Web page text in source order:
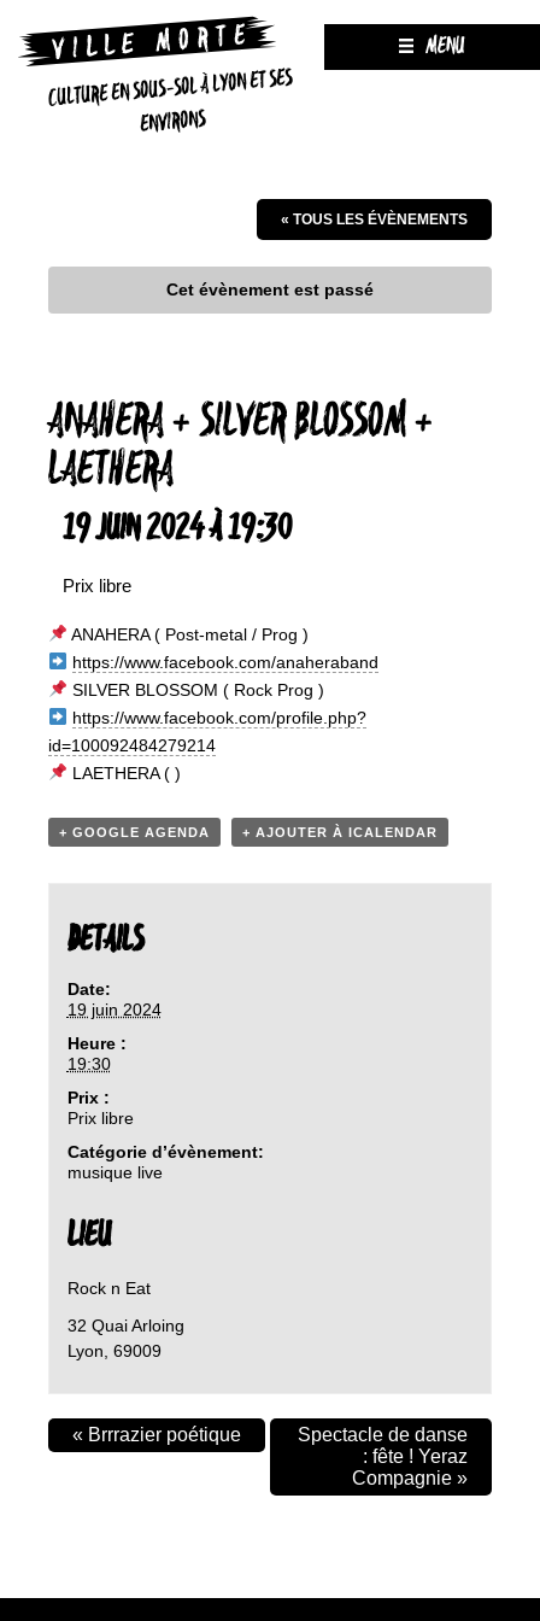
CULTURE EN SOUS-SOL À LYON ET SES
ENVIRONS
MENU
« TOUS LES ÉVÈNEMENTS
Cet évènement est passé
ANAHERA + SILVER BLOSSOM +
LAETHERA
19 JUIN 2024 À 19:30
Prix libre
ANAHERA ( Post-metal / Prog )
https://www.facebook.com/anaheraband
SILVER BLOSSOM ( Rock Prog )
https://www.facebook.com/profile.php?
id=100092484279214
LAETHERA ( )
+ GOOGLE AGENDA + AJOUTER À ICALENDAR
DETAILS
Date:
19 juin 2024
Heure :
19:30
Prix :
Prix libre
Catégorie d’évènement:
musique live
LIEU
Rock n Eat
32 Quai Arloing
Lyon 69009
« Brrrazier poétique
Spectacle de danse
: fête ! Yeraz
Compagnie »